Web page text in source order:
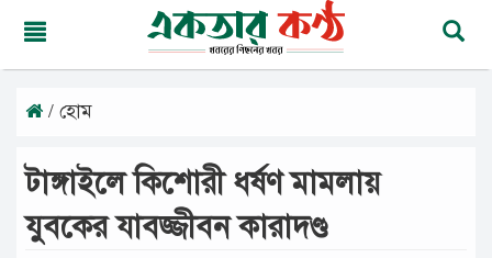
বৃহস্পতিবার,
অগাস্ট
২০২৬
শ্রাবণ
১৪৩৩
/ হোম
টাঙ্গাইলে কিশোরী ধর্ষণ মামলায়
যুবকের যাবজ্জীবন কারাদণ্ড